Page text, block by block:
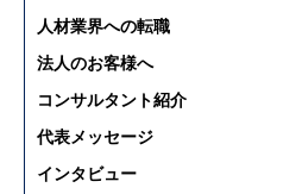
人材業界への転職
法人のお客様へ
コンサルタント紹介
代表メッセージ
インタビュー